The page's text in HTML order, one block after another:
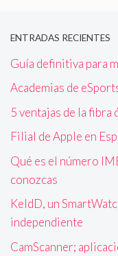
ENTRADAS RECIENTES
Guía definitiva para
Academias de
5 ventajas de la fibra
Filial de Apple en
Qué es el número
conozcas
KeldD, un
independiente
CamScanner;